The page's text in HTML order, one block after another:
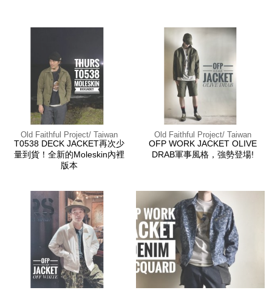
Old Faithful Project/ Taiwan
T0538 DECK JACKET再次少
量到貨！全新的Moleskin內裡
版本
Old Faithful Project/ Taiwan
OFP WORK JACKET OLIVE
DRAB軍事風格，強勢登場!